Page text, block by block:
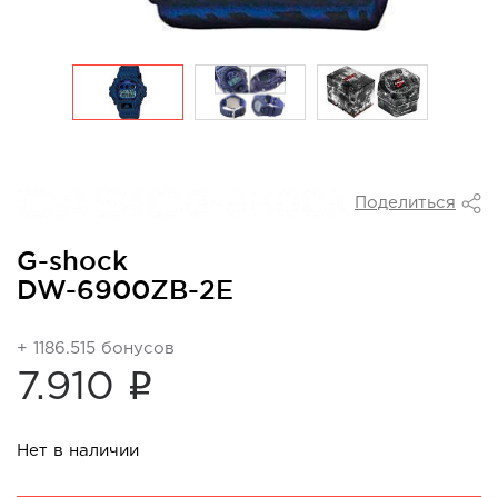
Поделиться
G-shock
DW-6900ZB-2E
+ 1186.515 бонусов
7.910 i
Нет в наличии